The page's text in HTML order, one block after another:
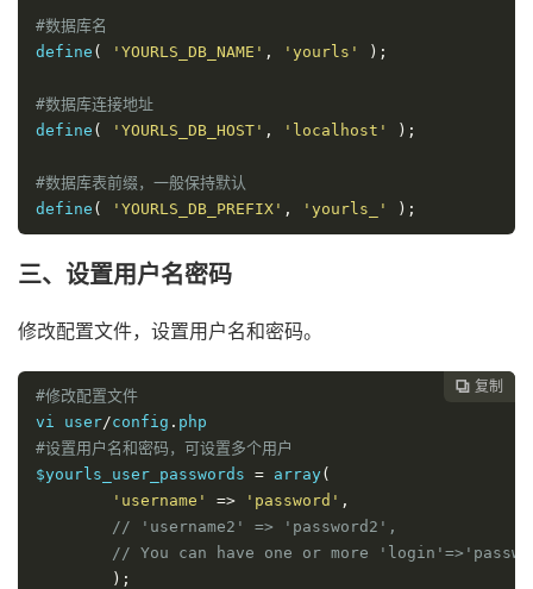
#数据库名
define ( 'YOURLS_DB_NAME' , 'yourls' );
#数据库连接地址
define ( 'YOURLS_DB_HOST' , 'localhost' );
#数据库表前缀，一般保持默认
define ( 'YOURLS_DB_PREFIX' , 'yourls_' );
三、设置用户名密码
修改配置文件，设置用户名和密码。
 复制
#修改配置文件
vi user/config .
#设置用户名和密码，可设置多个用户
$yourls_user_passwords = array(
'username'
=> 'password' ,
//
'username2' => 'password2' ,
// You can have one or more
'login' =>
);